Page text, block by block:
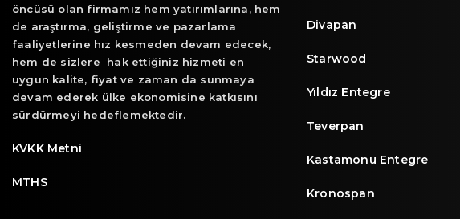
öncüsü olan firmamız hem yatırımlarına, hem
de araştırma, geliştirme ve pazarlama
faaliyetlerine hız kesmeden devam edecek,
hem de sizlere hak ettiğiniz hizmeti en
uygun kalite, fiyat ve zaman da sunmaya
devam ederek ülke ekonomisine katkısını
sürdürmeyi hedeflemektedir.
KVKK Metni
MTHS
Divapan
Starwood
Yıldız Entegre
Teverpan
Kastamonu Entegre
Kronospan